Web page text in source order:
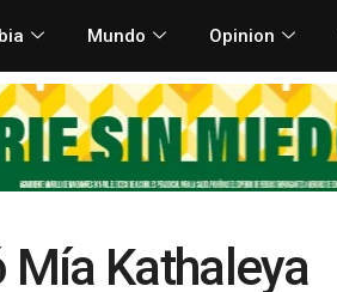
Mundo Opinion
Kathaleya